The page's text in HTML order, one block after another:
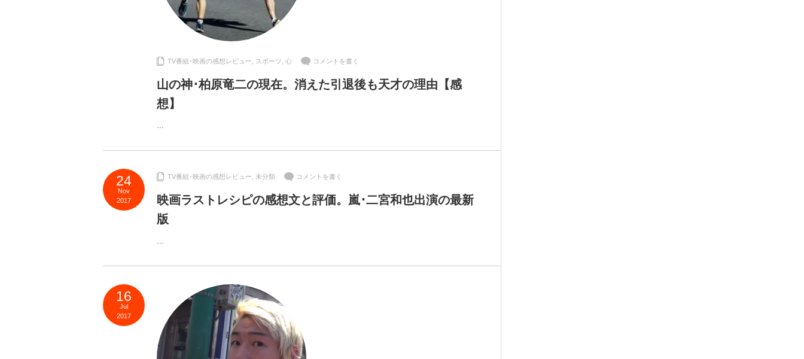
TV番組･映画の感想レビュー スポーツ 心 コメントを書く
山の神･柏原竜二の現在。消えた引退後も天才の理由【感
想】
…
24
Nov
2017
TV番組･映画の感想レビュー 未分類 コメントを書く
映画ラストレシピの感想文と評価。嵐･二宮和也出演の最新
版
…
16
Jul
2017